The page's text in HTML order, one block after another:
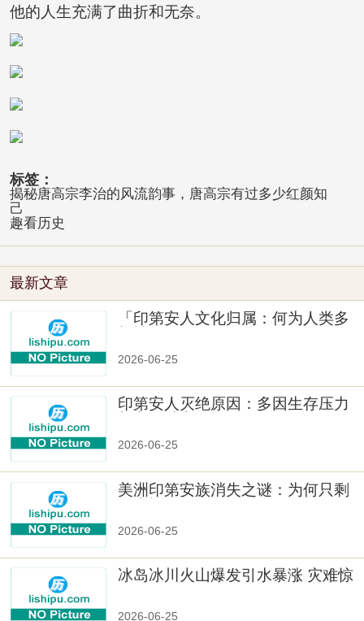
他的人生充满了曲折和无奈。
标签：
揭秘唐高宗李治的风流韵事，唐高宗有过多少红颜知
己
趣看历史
最新文章
「印第安人文化归属：何为人类多
2026-06-25
印第安人灭绝原因：多因生存压力
2026-06-25
美洲印第安族消失之谜：为何只剩
2026-06-25
冰岛冰川火山爆发引水暴涨 灾难惊
2026-06-25